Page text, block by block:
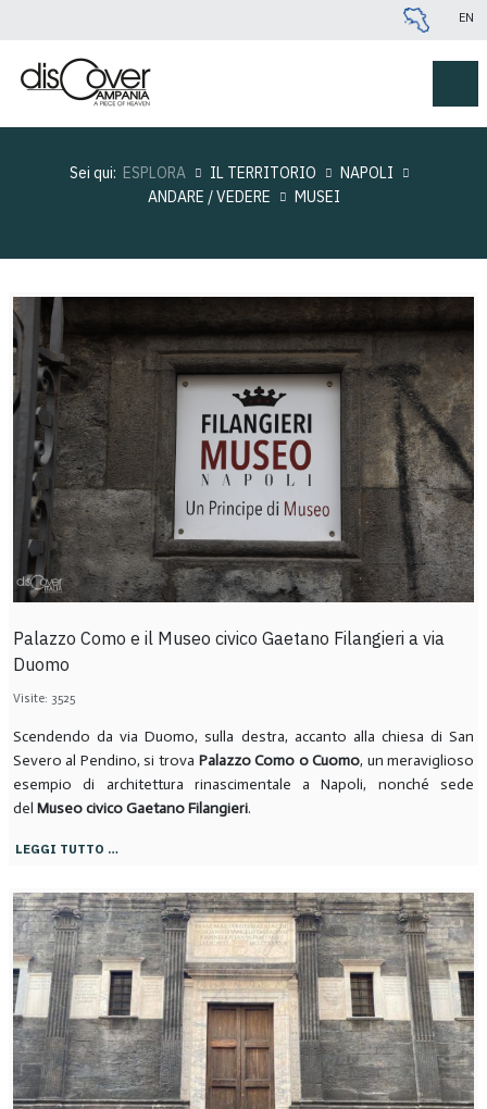
EN
Sei qui: ESPLORA IL TERRITORIO
NAPOLI
ANDARE / VEDERE
MUSEI
Palazzo Como e il Museo civico Gaetano Filangieri a via
Duomo
Visite: 3525
Scendendo da via Duomo, sulla destra, accanto alla chiesa di San
Severo al Pendino, si trova Palazzo Como o Cuomo, un meraviglioso
esempio di architettura rinascimentale a Napoli, nonché sede
del Museo civico Gaetano Filangieri.
LEGGI TUTTO …